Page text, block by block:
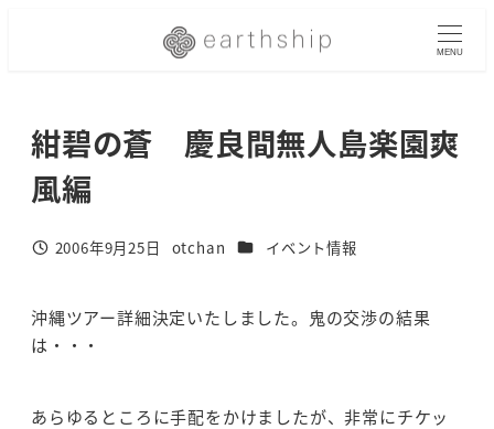
MENU
紺碧の蒼 慶良間無人島楽園爽
風編
投稿日2006年9月25日
著
otchan カテゴリー
イベント情報
沖縄ツアー詳細決定いたしました。鬼の交渉の結果
は・・・
あらゆるところに手配をかけましたが、非常にチケッ